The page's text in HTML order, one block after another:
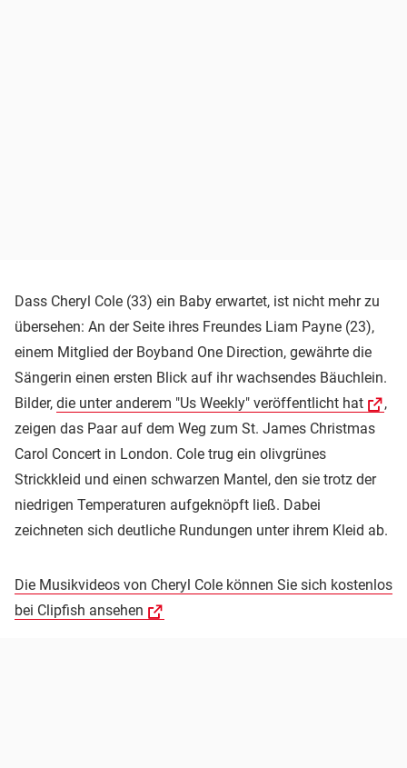
Dass Cheryl Cole (33) ein Baby erwartet, ist nicht mehr zu
übersehen: An der Seite ihres Freundes Liam Payne (23),
einem Mitglied der Boyband One Direction, gewährte die
Sängerin einen ersten Blick auf ihr wachsendes Bäuchlein.
Bilder, die unter anderem "Us Weekly" veröffentlicht hat
,
zeigen das Paar auf dem Weg zum St. James Christmas
Carol Concert in London. Cole trug ein olivgrünes
Strickkleid und einen schwarzen Mantel, den sie trotz der
niedrigen Temperaturen aufgeknöpft ließ. Dabei
zeichneten sich deutliche Rundungen unter ihrem Kleid ab.
Die Musikvideos von Cheryl Cole können Sie sich kostenlos
bei Clipfish ansehen